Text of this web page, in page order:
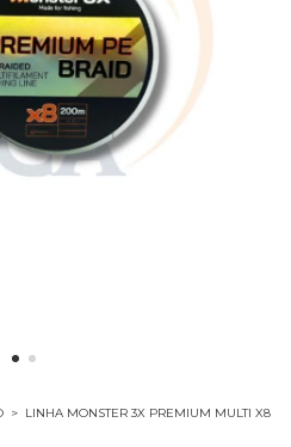
> LINHA MONSTER 3X PREMIUM MULTI X8